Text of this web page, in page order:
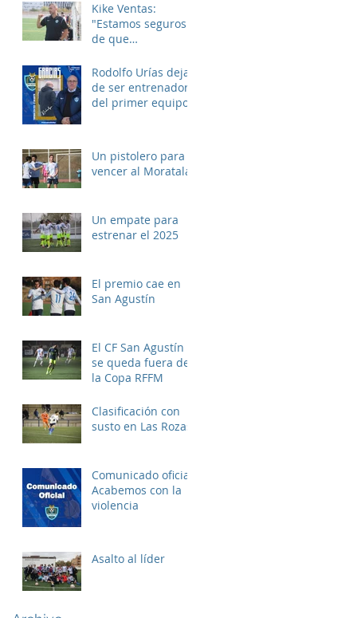
Kike Ventas:
"Estamos seguros
de que
muchos buenos
momentos"
Rodolfo Urías deja
de ser entrenador
del primer equipo
Un pistolero para
vencer al Moratalaz
Un empate para
estrenar el 2025
El premio cae en
San Agustín
El CF San Agustín
se queda fuera de
la Copa RFFM
Clasificación con
susto en Las Rozas
Comunicado oficial:
Acabemos con la
violencia
Asalto al líder